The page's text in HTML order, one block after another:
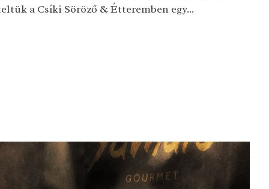
a Csíki Söröző & Étteremben egy...